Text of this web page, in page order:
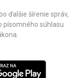
ďalšie šírenie správ,
písomného súhlasu